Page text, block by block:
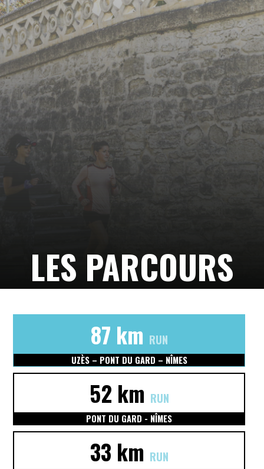
Suivez-
nous…
LES PARCOURS
87 km RUN
UZÈS – PONT DU GARD – NÎMES
52 km RUN
PONT DU GARD - NÎMES
33 km RUN